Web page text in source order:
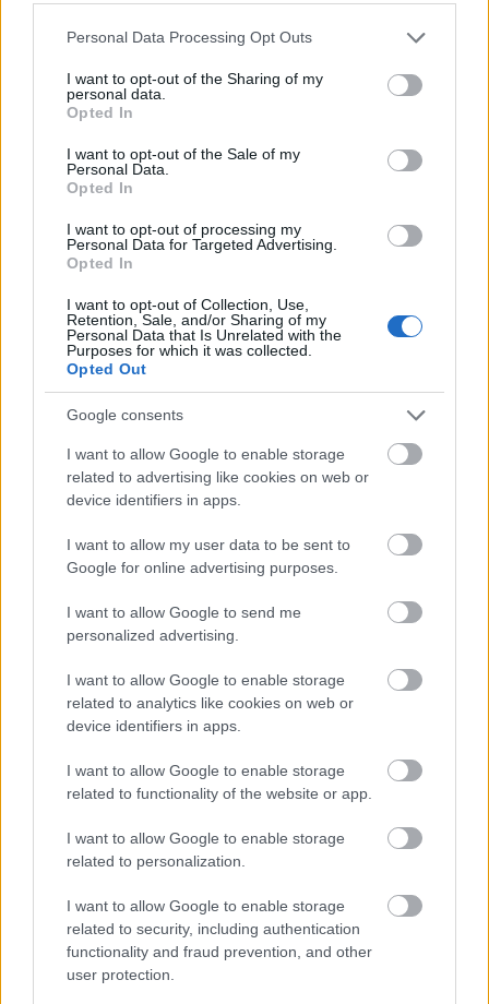
Please note that this website/app uses one or more Google
not limited to your visit or usage behaviour. You may click to
grant or deny consent to Google and its third-party tags to
use your data for below specified purposes in below Google
consent section.
Personal Data Processing Opt Outs
I want to opt-out of the Sharing of my
personal data.
Opted In
I want to opt-out of the Sale of my
Personal Data.
Opted In
I want to opt-out of processing my
Personal Data for Targeted Advertising.
Opted In
I want to opt-out of Collection, Use,
Retention, Sale, and/or Sharing of my
Personal Data that Is Unrelated with the
Purposes for which it was collected.
Opted Out
Google consents
I want to allow Google to enable storage
related to advertising like cookies on web or
device identifiers in apps.
I want to allow my user data to be sent to
Google for online advertising purposes.
I want to allow Google to send me
personalized advertising.
I want to allow Google to enable storage
related to analytics like cookies on web or
device identifiers in apps.
I want to allow Google to enable storage
related to functionality of the website or app.
I want to allow Google to enable storage
related to personalization.
I want to allow Google to enable storage
related to security, including authentication
functionality and fraud prevention, and other
user protection.
Ezeket olvastad már?
öregedést – Amerikában élő biológus árulta el a
hosszú élet titkát
Russell Crowe nemcsak rengeteget fogyott, de
brutálisan ki is gyúrta magát
egymás mellett jóban-rosszban
Billie Eilish-ra szinte rá sem ismerünk, elképesztő
átalakuláson esett át az énekesnő
Egyetlen kattintással látható, mennyi
áramot fogyaszt Magyarország: megdöbbentő
adatokat mutat ez az oldal
FEMINA
A Dr. Csont főszereplőjeként imádták a
nézők: 49 évesen ennyire szép Emily Deschanel